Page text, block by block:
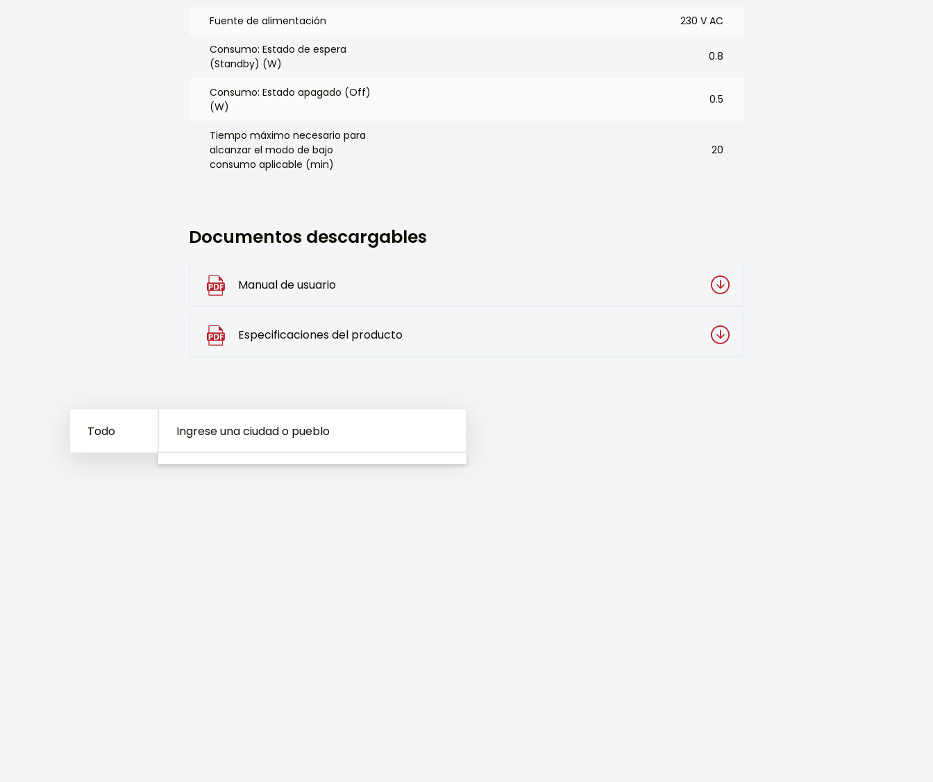
Fuente de alimentación 230 V AC
Consumo: Estado de espera
(Standby) (W)
0.8
Consumo: Estado apagado (Off)
(W)
0.5
Tiempo máximo necesario para
alcanzar el modo de bajo
consumo aplicable (min)
20
Documentos descargables
Manual de usuario
Especificaciones del producto